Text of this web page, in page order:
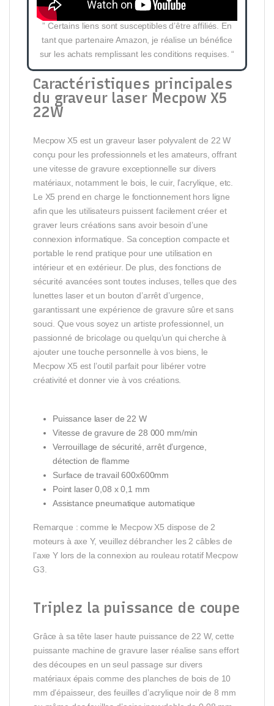
” Certains liens sont susceptibles d’être affiliés. En
tant que partenaire Amazon, je réalise un bénéfice
sur les achats remplissant les conditions requises. “
Caractéristiques principales
du graveur laser Mecpow X5
22W
Mecpow X5 est un graveur laser polyvalent de 22 W
conçu pour les professionnels et les amateurs, offrant
une vitesse de gravure exceptionnelle sur divers
matériaux, notamment le bois, le cuir, l’acrylique, etc.
Le X5 prend en charge le fonctionnement hors ligne
afin que les utilisateurs puissent facilement créer et
graver leurs créations sans avoir besoin d’une
connexion informatique. Sa conception compacte et
portable le rend pratique pour une utilisation en
intérieur et en extérieur. De plus, des fonctions de
sécurité avancées sont toutes incluses, telles que des
lunettes laser et un bouton d’arrêt d’urgence,
garantissant une expérience de gravure sûre et sans
souci. Que vous soyez un artiste professionnel, un
passionné de bricolage ou quelqu’un qui cherche à
ajouter une touche personnelle à vos biens, le
Mecpow X5 est l’outil parfait pour libérer votre
créativité et donner vie à vos créations.
Puissance laser de 22 W
Vitesse de gravure de 28 000 mm/min
Verrouillage de sécurité, arrêt d’urgence,
détection de flamme
Surface de travail 600x600mm
Point laser 0,08 x 0,1 mm
Assistance pneumatique automatique
Remarque : comme le Mecpow X5 dispose de 2
moteurs à axe Y, veuillez débrancher les 2 câbles de
l’axe Y lors de la connexion au rouleau rotatif Mecpow
G3.
Triplez la puissance de coupe
Grâce à sa tête laser haute puissance de 22 W, cette
puissante machine de gravure laser réalise sans effort
des découpes en un seul passage sur divers
matériaux épais comme des planches de bois de 10
mm d’épaisseur, des feuilles d’acrylique noir de 8 mm